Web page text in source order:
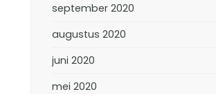
september 2020
augustus 2020
juni 2020
mei 2020